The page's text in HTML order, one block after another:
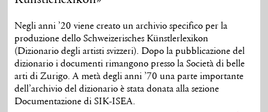
Negli anni ’20 viene creato un archivio specifico per la
produzione dello Schweizerisches Künstlerlexikon
(Dizionario degli artisti svizzeri). Dopo la pubblicazione del
dizionario i documenti rimangono presso la Società di belle
arti di Zurigo. A metà degli anni ’70 una parte importante
dell’archivio del dizionario è stata donata alla sezione
Documentazione di SIK-ISEA.